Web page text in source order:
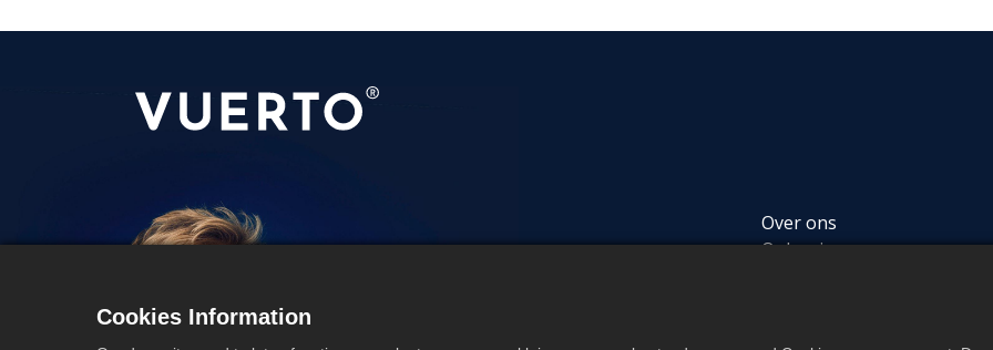
Over ons
Oplossingen
Cookies Information